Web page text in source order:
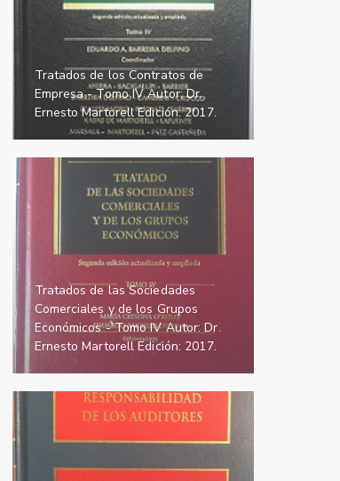
Tratados de los Contratos de
Empresa - Tomo IV Autor: Dr.
Ernesto Martorell Edición: 2017.
Tratados de las Sociedades
Comerciales y de los Grupos
Económicos - Tomo IV Autor: Dr.
Ernesto Martorell Edición: 2017.